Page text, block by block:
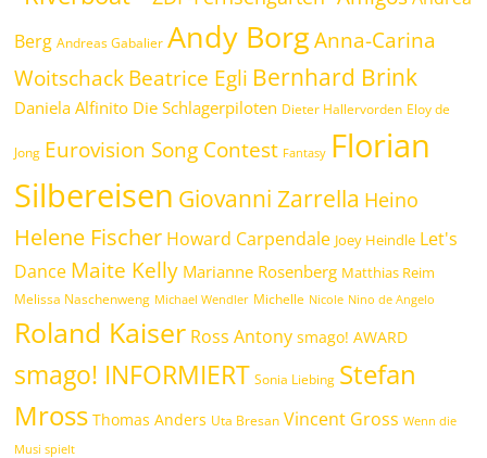
Berg Andreas Gabalier Andy Borg Anna-Carina
WoitschackBeatrice Egli Bernhard Brink
Daniela Alfinito Die Schlagerpiloten Dieter Hallervorden Eloy de
Jong Eurovision Song Contest Fantasy Florian
Silbereisen Giovanni Zarrella Heino
Helene Fischer Howard Carpendale Joey Heindle Let's
Dance Maite Kelly Marianne Rosenberg Matthias Reim
Melissa Naschenweng Michael Wendler Michelle Nicole Nino de Angelo
Roland Kaiser Ross Antony smago! AWARD
smago! INFORMIERT Sonia Liebing Stefan
Mross Thomas Anders Uta Bresan Vincent Gross Wenn die
Musi spielt